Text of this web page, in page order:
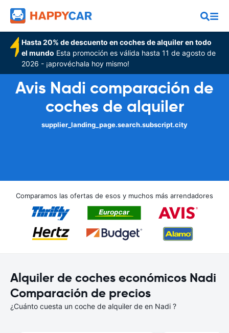
Hasta 20% de descuento en coches de alquiler en todo
el mundo Esta promoción es válida hasta 11 de agosto de
2026 - ¡aprovéchala hoy mismo!
Avis Nadi comparación de
coches de alquiler
supplier_landing_page.search.subscript.city
Comparamos las ofertas de esos y muchos más arrendadores
Alquiler de coches económicos Nadi
Comparación de precios
¿Cuánto cuesta un coche de alquiler de en Nadi ?